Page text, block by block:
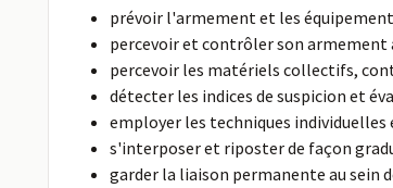
prévoir l'armement et les
percevoir et contrôler son armement
percevoir les matériels collectifs,
détecter les indices de suspicion et
employer les techniques
s'interposer et riposter de façon
garder la liaison permanente au sein